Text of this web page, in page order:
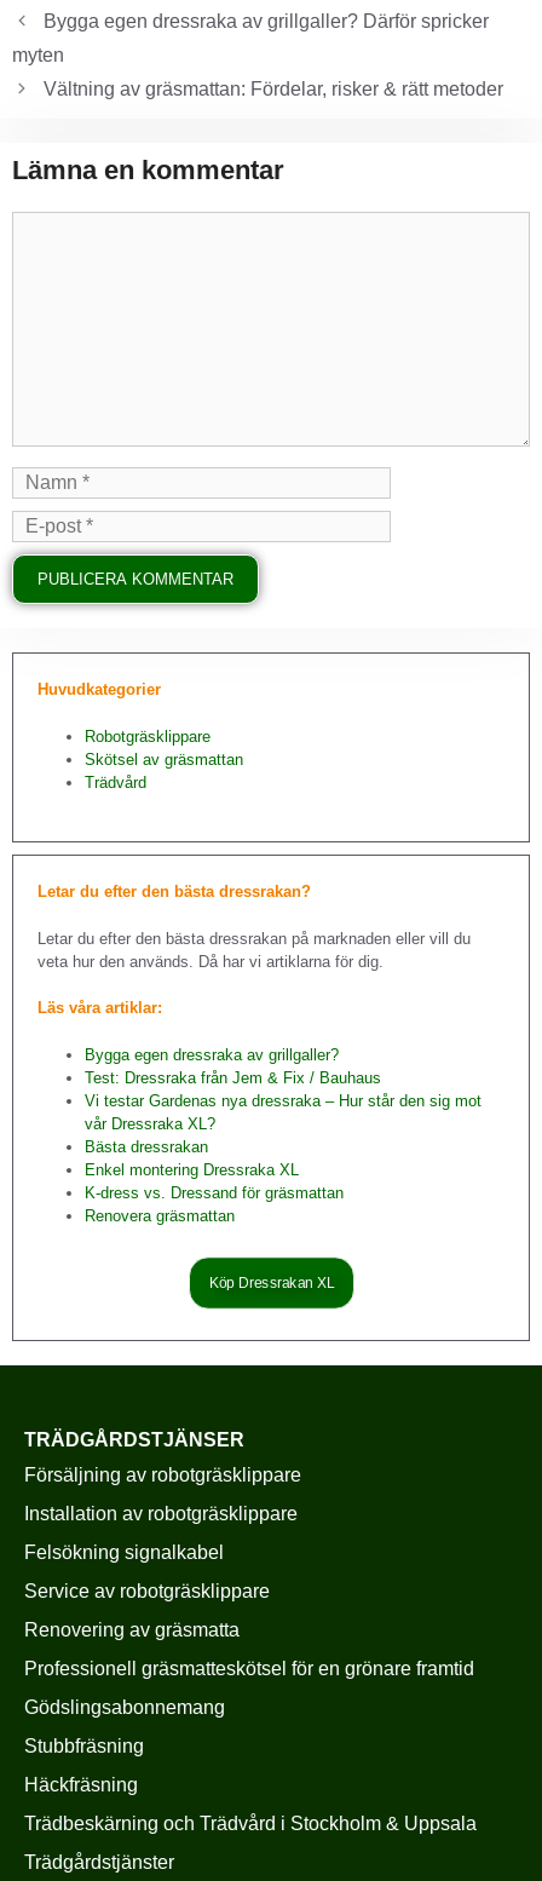
Bygga egen dressraka av grillgaller? Därför spricker
myten
Vältning av gräsmattan: Fördelar, risker & rätt metoder
Lämna en kommentar
Huvudkategorier
Robotgräsklippare
Skötsel av gräsmattan
Trädvård
Letar du efter den bästa dressrakan?
Letar du efter den bästa dressrakan på marknaden eller vill du
veta hur den används. Då har vi artiklarna för dig.
Läs våra artiklar:
Bygga egen dressraka av grillgaller?
Test: Dressraka från Jem & Fix / Bauhaus
Vi testar Gardenas nya dressraka – Hur står den sig mot
vår Dressraka XL?
Bästa dressrakan
Enkel montering Dressraka XL
K-dress vs. Dressand för gräsmattan
Renovera gräsmattan
Köp Dressrakan XL
TRÄDGÅRDSTJÄNSER
Försäljning av robotgräsklippare
Installation av robotgräsklippare
Felsökning signalkabel
Service av robotgräsklippare
Renovering av gräsmatta
Professionell gräsmatteskötsel för en grönare framtid
Gödslingsabonnemang
Stubbfräsning
Häckfräsning
Trädbeskärning och Trädvård i Stockholm & Uppsala
Trädgårdstjänster